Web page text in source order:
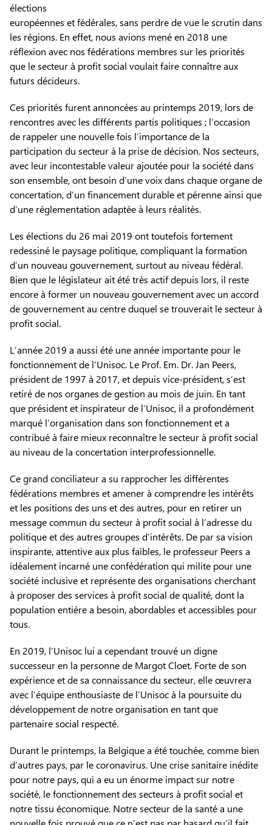
élections
européennes et fédérales, sans perdre de vue le scrutin dans
les régions. En effet, nous avions mené en 2018 une
réflexion avec nos fédérations membres sur les priorités
que le secteur à profit social voulait faire connaître aux
futurs décideurs.
Ces priorités furent annoncées au printemps 2019, lors de
rencontres avec les différents partis politiques ; l’occasion
de rappeler une nouvelle fois l’importance de la
participation du secteur à la prise de décision. Nos secteurs,
avec leur incontestable valeur ajoutée pour la société dans
son ensemble, ont besoin d’une voix dans chaque organe de
concertation, d’un financement durable et pérenne ainsi que
d’une réglementation adaptée à leurs réalités.
Les élections du 26 mai 2019 ont toutefois fortement
redessiné le paysage politique, compliquant la formation
d’un nouveau gouvernement, surtout au niveau fédéral.
Bien que le législateur ait été très actif depuis lors, il reste
encore à former un nouveau gouvernement avec un accord
de gouvernement au centre duquel se trouverait le secteur à
profit social.
L’année 2019 a aussi été une année importante pour le
fonctionnement de l’Unisoc. Le Prof. Em. Dr. Jan Peers,
président de 1997 à 2017, et depuis vice-président, s’est
retiré de nos organes de gestion au mois de juin. En tant
que président et inspirateur de l’Unisoc, il a profondément
marqué l’organisation dans son fonctionnement et a
contribué à faire mieux reconnaître le secteur à profit social
au niveau de la concertation interprofessionnelle.
Ce grand conciliateur a su rapprocher les différentes
fédérations membres et amener à comprendre les intérêts
et les positions des uns et des autres, pour en retirer un
message commun du secteur à profit social à l’adresse du
politique et des autres groupes d’intérêts. De par sa vision
inspirante, attentive aux plus faibles, le professeur Peers a
idéalement incarné une confédération qui milite pour une
société inclusive et représente des organisations cherchant
à proposer des services à profit social de qualité, dont la
population entière a besoin, abordables et accessibles pour
tous.
En 2019, l’Unisoc lui a cependant trouvé un digne
successeur en la personne de Margot Cloet. Forte de son
expérience et de sa connaissance du secteur, elle œuvrera
avec l’équipe enthousiaste de l’Unisoc à la poursuite du
développement de notre organisation en tant que
partenaire social respecté.
Durant le printemps, la Belgique a été touchée, comme bien
d’autres pays, par le coronavirus. Une crise sanitaire inédite
pour notre pays, qui a eu un énorme impact sur notre
société, le fonctionnement des secteurs à profit social et
notre tissu économique. Notre secteur de la santé a une